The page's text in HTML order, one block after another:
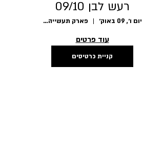
רעש לבן 09/10
יום ו׳, 09 באוק׳ פארק תעשייה קיסריה
עוד פרטים
קניית כרטיסים